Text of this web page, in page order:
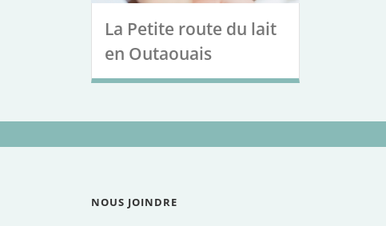
La Petite route du lait
en Outaouais
NOUS JOINDRE